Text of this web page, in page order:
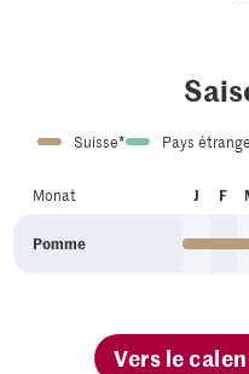
Suisse* Pays
Monat Jan Fév
Pomme
Vers le